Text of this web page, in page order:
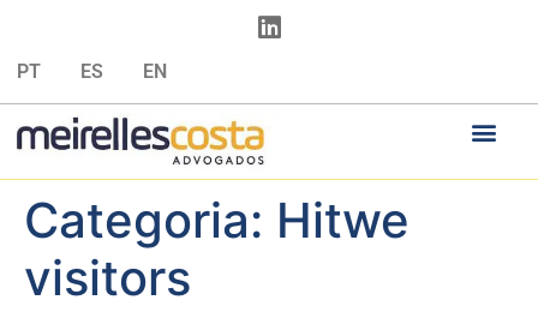
PT ES EN
Categoria: Hitwe
visitors